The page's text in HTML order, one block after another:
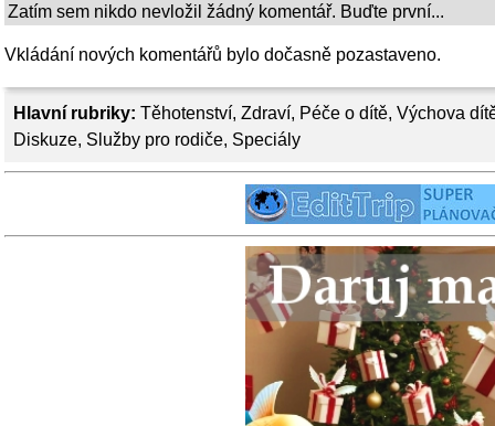
Hlavní rubriky: Těhotenství, Zdraví, Péče o dítě, Výchova
Diskuze, Služby pro rodiče, Speciály
Zatím sem nikdo nevložil žádný komentář. Buďte první...
Vkládání nových komentářů bylo dočasně pozastaveno.